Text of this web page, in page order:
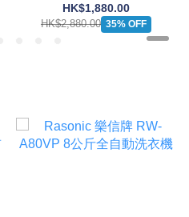
HK$1,880.00
HK$2,880.00 35% OFF